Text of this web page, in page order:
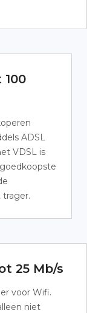
100
ADSL
VDSL is
trager.
25 Mb/s
voor Wifi.
niet